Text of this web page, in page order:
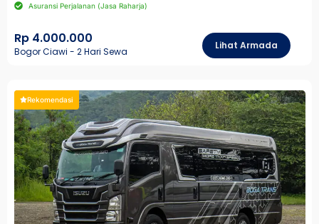
Asuransi Perjalanan (Jasa Raharja)
Rp 4.000.000
Bogor Ciawi - 2 Hari Sewa
Lihat Armada
Rekomendasi